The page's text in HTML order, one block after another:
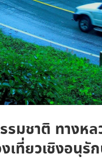
รมชาติ ทางห
ที่ยวเชิงอนุรั